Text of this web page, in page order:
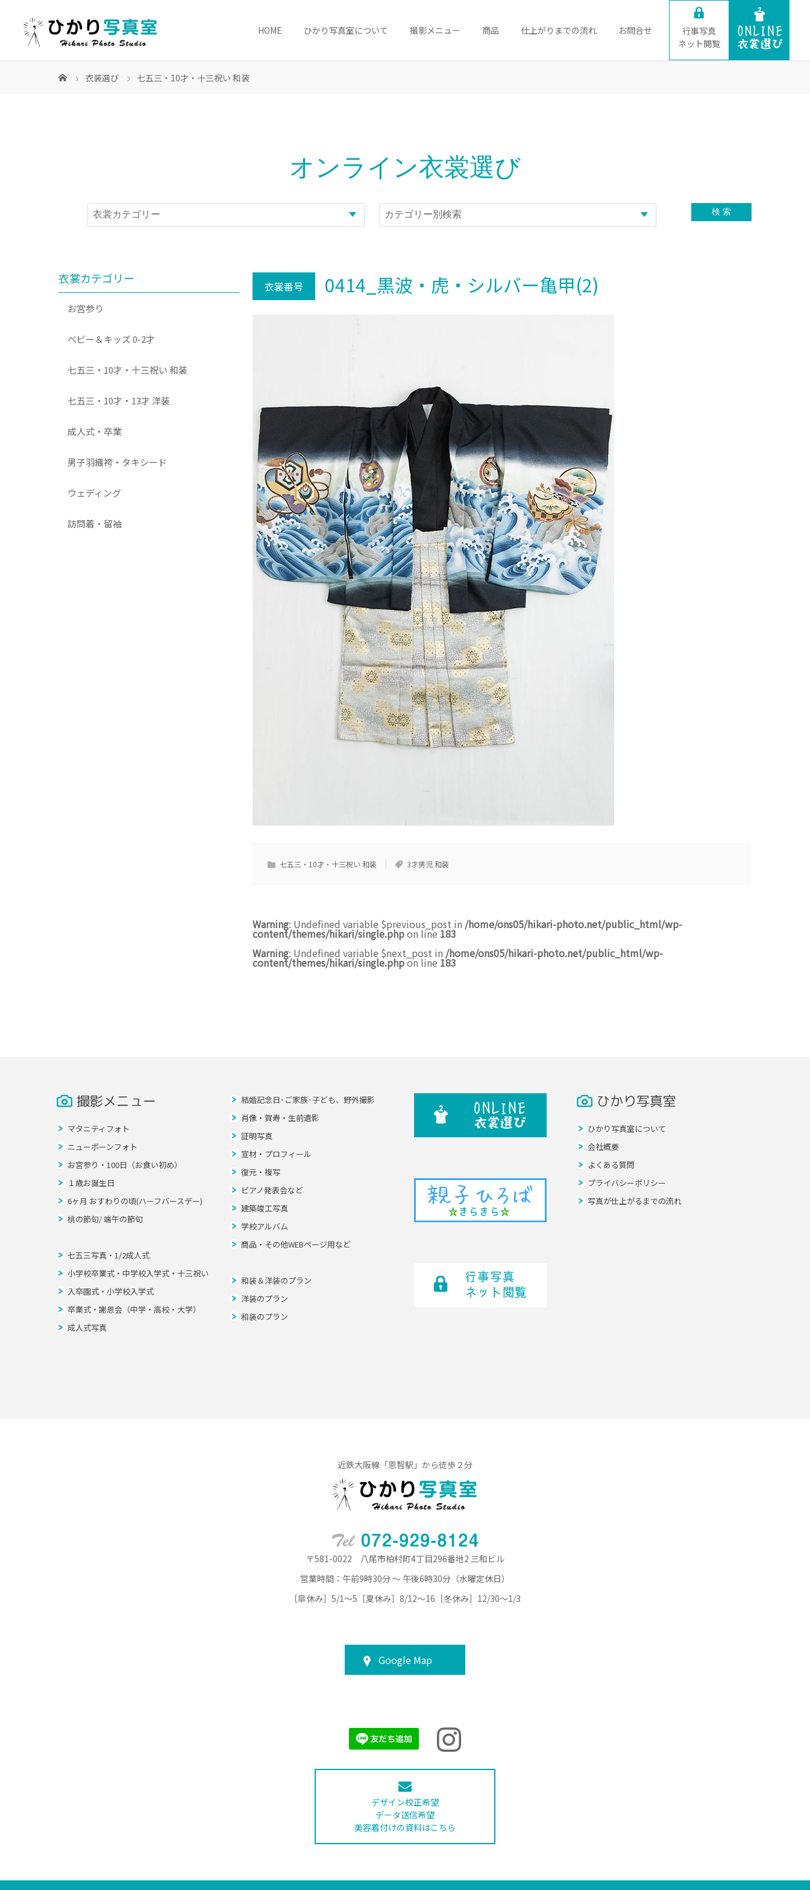
HOME ひかり写真室について 撮影メニュー 商品 仕上がりまでの流れ お問合せ
行事写真
ネット閲覧
衣装選び 七五三・10才・十三祝い 和装
オンライン衣裳選び
衣裳番号 0414_黒波・虎・シルバー亀甲(2)
七五三・10才・十三祝い 和装 3才男児 和装
Warning: Undefined variable $previous_post in /home/ons05/hikari-photo.net/public_html/wp-
content/themes/hikari/single.phpon line 183
Warning: Undefined variable $next_post in /home/ons05/hikari-photo.net/public_html/wp-
content/themes/hikari/single.phpon line 183
衣裳カテゴリー
お宮参り
ベビー＆キッズ 0-2才
七五三・10才・十三祝い 和装
七五三・10才・13才 洋装
成人式・卒業
男子羽織袴・タキシード
ウェディング
訪問着・留袖
撮影メニュー
マタニティフォト
ニューボーンフォト
お宮参り・100日（お食い初め）
１歳お誕生日
6ヶ月 おすわりの頃(ハーフバースデー)
桃の節句/ 端午の節句
七五三写真・1/2成人式
小学校卒業式・中学校入学式・十三祝い
入卒園式・小学校入学式
卒業式・謝恩会（中学・高校・大学）
成人式写真
結婚記念日･ご家族･子ども、野外撮影
肖像・賀寿・生前遺影
証明写真
宣材・プロフィール
復元・複写
ピアノ発表会など
建築竣工写真
学校アルバム
商品・その他WEBページ用など
和装＆洋装のプラン
洋装のプラン
和装のプラン
ひかり写真室
ひかり写真室について
会社概要
よくある質問
プライバシーポリシー
写真が仕上がるまでの流れ
近鉄大阪線「恩智駅」から徒歩２分
〒581-0022 八尾市柏村町4丁目296番地2 三和ビル
営業時間：午前9時30分 ～ 午後6時30分（水曜定休日）
［皐休み］5/1～5［夏休み］8/12～16［冬休み］12/30～1/3
Google Map
デザイン校正希望
データ送信希望
美容着付けの資料はこちら